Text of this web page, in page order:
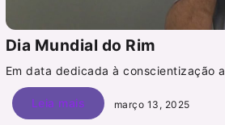
Dia Mundial do Rim
Em data dedicada à conscientização
Leia mais março 13, 2025